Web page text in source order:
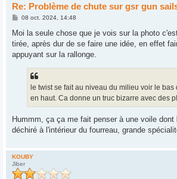
Re: Problème de chute sur gsr gun
M
s
a
g
e
08 oct. 2024, 14:48
Moi la seule chose que je vois sur la photo
tirée, après dur de se faire une idée, en effet
appuyant sur la rallonge.
le twist se fait au niveau du milieu voir le bas
en haut. Ca donne un truc bizarre avec des
Hummm, ça ça me fait penser à une voile
déchiré à l'intérieur du fourreau, grande
KOUBY
Jiber